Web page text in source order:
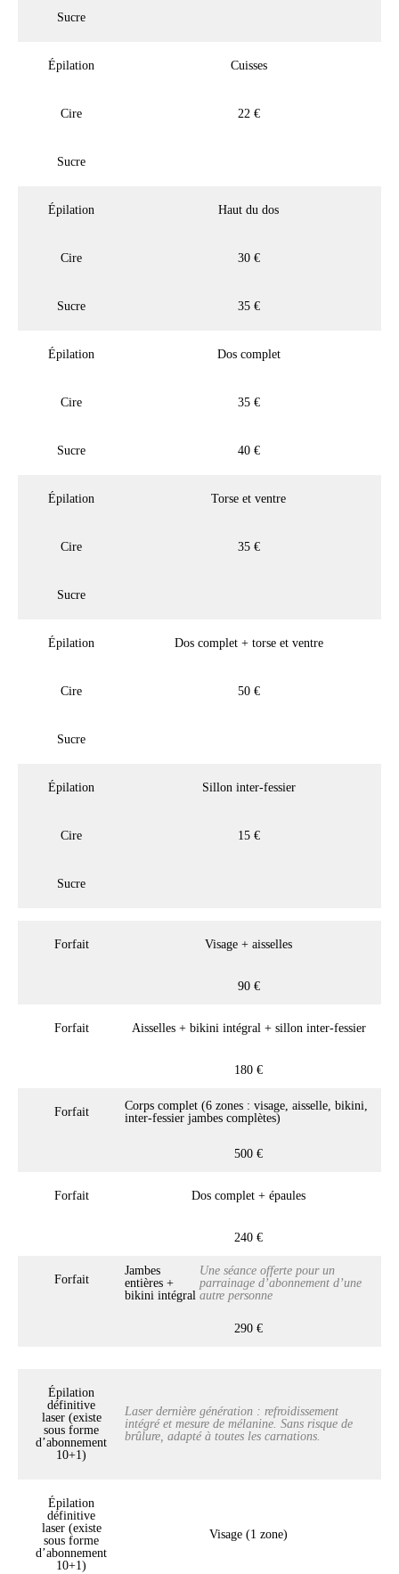
Sucre
Épilation Cuisses
Cire 22 €
Sucre
Épilation Haut du dos
Cire 30 €
Sucre 35 €
Épilation Dos complet
Cire 35 €
Sucre 40 €
Épilation Torse et ventre
Cire 35 €
Sucre
Épilation Dos complet + torse et ventre
Cire 50 €
Sucre
Épilation Sillon inter-fessier
Cire 15 €
Sucre
Forfait Visage + aisselles
90 €
Forfait Aisselles + bikini intégral + sillon inter-fessier
180 €
Forfait
Corps complet (6 zones : visage, aisselle, bikini,
inter-fessier jambes complètes)
500 €
Forfait Dos complet + épaules
240 €
Forfait
Jambes
entières +
bikini intégral
Une séance offerte pour un
parrainage d’abonnement d’une
autre personne
290 €
Épilation
définitive
laser (existe
sous forme
d’abonnement
10+1)
Laser dernière génération : refroidissement
intégré et mesure de mélanine. Sans risque de
brûlure, adapté à toutes les carnations.
Épilation
définitive
laser (existe
sous forme
d’abonnement
10+1)
Visage (1 zone)